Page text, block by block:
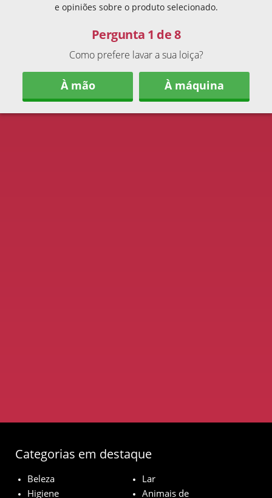
e opiniões sobre o produto selecionado.
Pergunta 1 de 8
Como prefere lavar a sua loiça?
À mão À máquina
Categorias em destaque
Beleza
Lar
Higiene
Animais de